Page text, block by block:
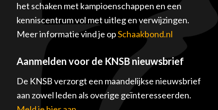
het schaken met kampioenschappen en een
kenniscentrum vol met uitleg en verwijzingen.
Meer informatie vind je opSchaakbond.nl
Aanmelden voor de KNSB nieuwsbrief
De KNSB verzorgt een maandelijkse nieuwsbrief
aan zowel leden als overige geïnteresseerden.